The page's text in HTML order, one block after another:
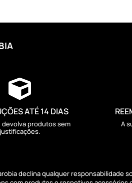

ATÉ 14 DIAS
devolva produtos sem
justificações.
A
declina qualquer responsabilidade